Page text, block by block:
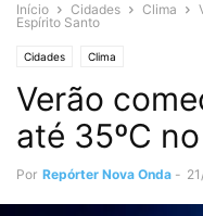
Início Cidades Clima
Espírito Santo
Cidades Clima
Verão
até 35ºC
Por Repórter Nova Onda -